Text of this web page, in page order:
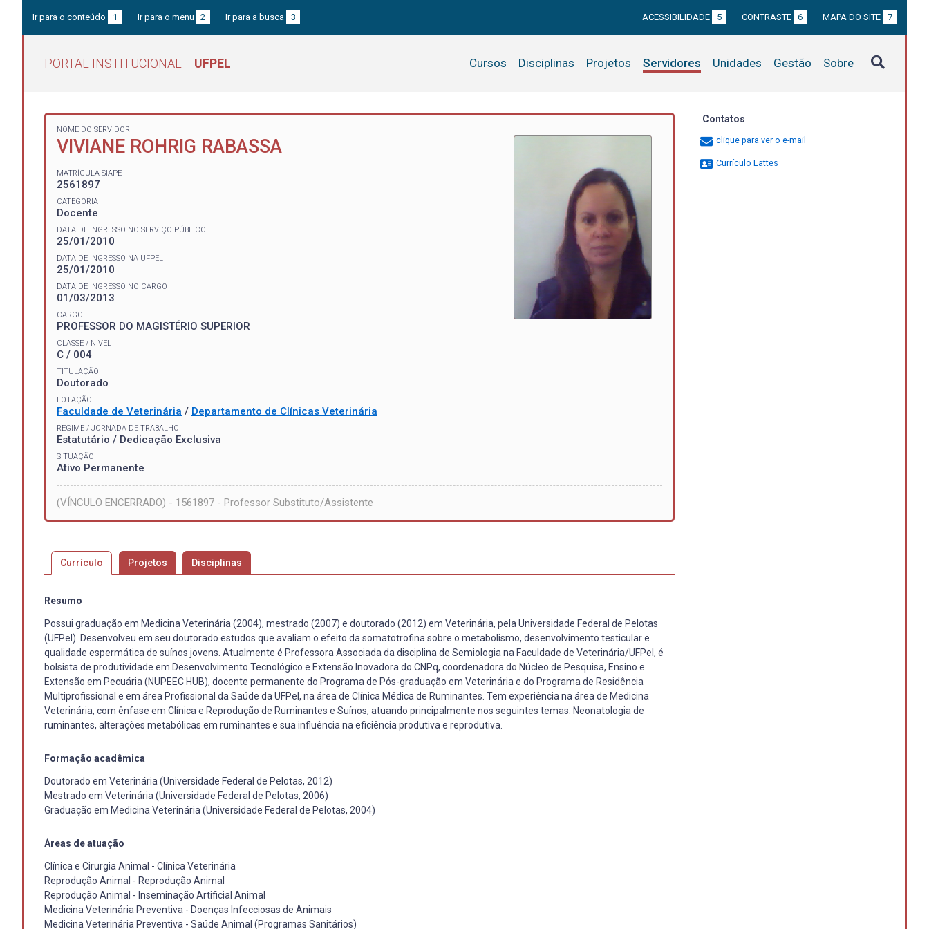
Ir para o conteúdo 1 Ir para o menu 2 Ir para a busca 3 ACESSIBILIDADE 5 CONTRASTE 6 MAPA DO SITE 7
PORTAL INSTITUCIONAL UFPEL Cursos Disciplinas Projetos Servidores Unidades Gestão Sobre
NOME DO SERVIDOR
VIVIANE ROHRIG RABASSA
MATRÍCULA SIAPE
2561897
CATEGORIA
Docente
DATA DE INGRESSO NO SERVIÇO PÚBLICO
25/01/2010
DATA DE INGRESSO NA UFPEL
25/01/2010
DATA DE INGRESSO NO CARGO
01/03/2013
CARGO
PROFESSOR DO MAGISTÉRIO SUPERIOR
CLASSE / NÍVEL
C / 004
TITULAÇÃO
Doutorado
LOTAÇÃO
Faculdade de Veterinária / Departamento de Clínicas Veterinária
REGIME / JORNADA DE TRABALHO
Estatutário / Dedicação Exclusiva
SITUAÇÃO
Ativo Permanente
(VÍNCULO ENCERRADO) - 1561897 - Professor Substituto/Assistente
Currículo Projetos Disciplinas
Resumo
Possui graduação em Medicina Veterinária (2004), mestrado (2007) e doutorado (2012) em Veterinária, pela Universidade Federal de Pelotas
(UFPel). Desenvolveu em seu doutorado estudos que avaliam o efeito da somatotrofina sobre o metabolismo, desenvolvimento testicular e
qualidade espermática de suínos jovens. Atualmente é Professora Associada da disciplina de Semiologia na Faculdade de Veterinária/UFPel, é
bolsista de produtividade em Desenvolvimento Tecnológico e Extensão Inovadora do CNPq, coordenadora do Núcleo de Pesquisa, Ensino e
Extensão em Pecuária (NUPEEC HUB), docente permanente do Programa de Pós-graduação em Veterinária e do Programa de Residência
Multiprofissional e em área Profissional da Saúde da UFPel, na área de Clínica Médica de Ruminantes. Tem experiência na área de Medicina
Veterinária, com ênfase em Clínica e Reprodução de Ruminantes e Suínos, atuando principalmente nos seguintes temas: Neonatologia de
ruminantes, alterações metabólicas em ruminantes e sua influência na eficiência produtiva e reprodutiva.
Formação acadêmica
Doutorado em Veterinária (Universidade Federal de Pelotas, 2012)
Mestrado em Veterinária (Universidade Federal de Pelotas, 2006)
Graduação em Medicina Veterinária (Universidade Federal de Pelotas, 2004)
Áreas de atuação
Clínica e Cirurgia Animal - Clínica Veterinária
Reprodução Animal - Reprodução Animal
Reprodução Animal - Inseminação Artificial Animal
Medicina Veterinária Preventiva - Doenças Infecciosas de Animais
Medicina Veterinária Preventiva - Saúde Animal (Programas Sanitários)
Contatos
clique para ver o e-mail
Currículo Lattes